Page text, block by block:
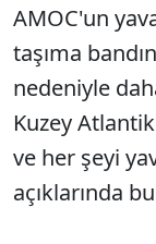
AMOC'un
taşıma
nedeniyle
Kuzey
ve her şeyi
açıklarında